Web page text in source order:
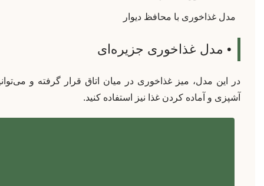
مدل غذاخوری با محافظ دیوار
• مدل غذاخوری جزیره‌ای
در این مدل، میز غذاخوری در میان اتاق قرار گرفته و
آشپزی و آماده کردن غذا نیز استفاده کنید.